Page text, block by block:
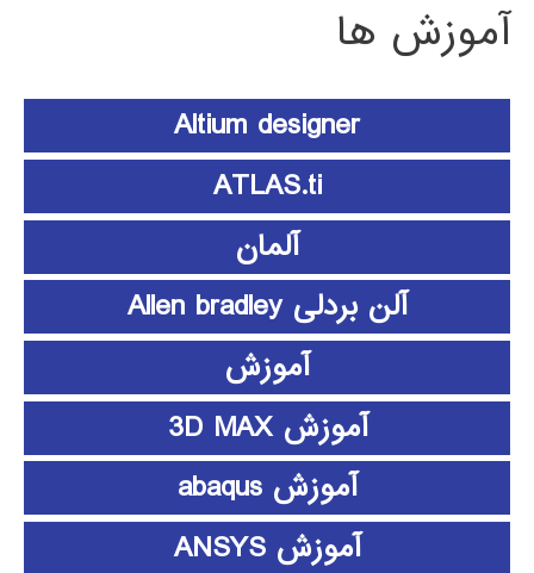
آموزش ها
Altium designer
ATLAS.ti
آلمان
آلن بردلی Allen bradley
آموزش
آموزش 3D MAX
آموزش abaqus
آموزش ANSYS